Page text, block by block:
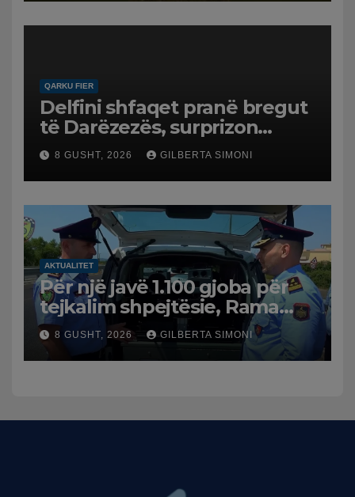
QARKU FIER
Delfini shfaqet pranë bregut
të Darëzezës, surprizon
pushuesit dhe banorët
8 GUSHT, 2026 GILBERTA SIMONI
AKTUALITET
Për një javë 1.100 gjoba për
tejkalim shpejtësie, Rama
publikon videon: Kamerat e
trafikut së shpejti në
funksion
8 GUSHT, 2026 GILBERTA SIMONI